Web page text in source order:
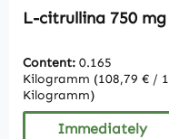
L-citrullina 750 mg
Content: 0.165
Kilogramm (108,79 € / 1
Kilogramm)
Immediately